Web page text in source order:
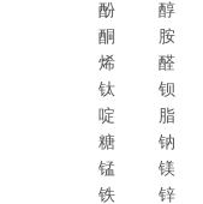
酚 醇
酮
胺
烯
醛
钛
钡
啶
脂
糖
钠
锰
镁
铁
锌